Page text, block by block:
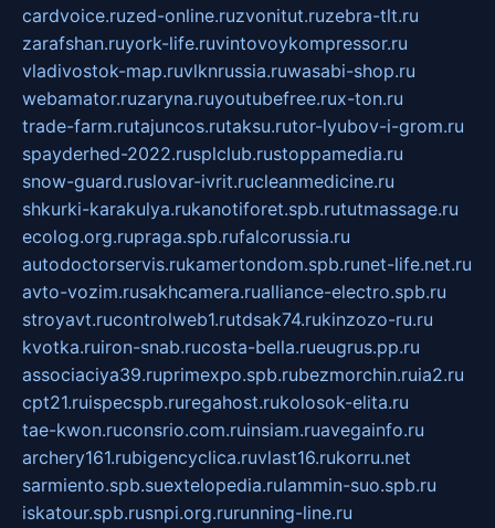
cardvoice.ruzed-online.ruzvonitut.ruzebra-tlt.ru
zarafshan.ruyork-life.ruvintovoykompressor.ru
vladivostok-map.ruvlknrussia.ruwasabi-shop.ru
webamator.ruzaryna.ruyoutubefree.rux-ton.ru
trade-farm.rutajuncos.rutaksu.rutor-lyubov-i-grom.ru
spayderhed-2022.rusplclub.rustoppamedia.ru
snow-guard.ruslovar-ivrit.rucleanmedicine.ru
shkurki-karakulya.rukanotiforet.spb.rututmassage.ru
ecolog.org.rupraga.spb.rufalcorussia.ru
autodoctorservis.rukamertondom.spb.runet-life.net.ru
avto-vozim.rusakhcamera.rualliance-electro.spb.ru
stroyavt.rucontrolweb1.rutdsak74.rukinzozo-ru.ru
kvotka.ruiron-snab.rucosta-bella.rueugrus.pp.ru
associaciya39.ruprimexpo.spb.rubezmorchin.ruia2.ru
cpt21.ruispecspb.ruregahost.rukolosok-elita.ru
tae-kwon.ruconsrio.com.ruinsiam.ruavegainfo.ru
archery161.rubigencyclica.ruvlast16.rukorru.net
sarmiento.spb.suextelopedia.rulammin-suo.spb.ru
iskatour.spb.rusnpi.org.rurunning-line.ru